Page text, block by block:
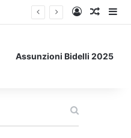
Accedi
Un
Assunzioni Bidelli 2025